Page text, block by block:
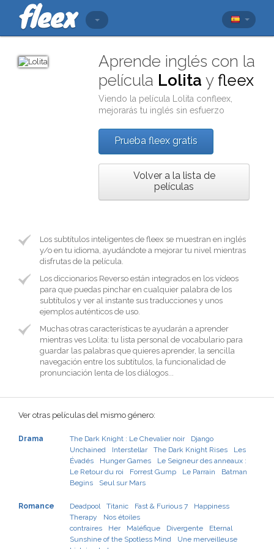
Aprende inglés con la
película Lolita yfleex
Viendo la película Lolita confleex
mejorarás tu inglés sin esfuerzo
Prueba fleex gratis
Volver a la lista de
películas
Los subtítulos inteligentes de fleex se muestran en inglés
y/o en tu idioma, ayudándote a mejorar tu nivel mientras
disfrutas de la película.
Los diccionarios Reverso están integrados en los vídeos
para que puedas pinchar en cualquier palabra de los
subtítulos y ver al instante sus traducciones y unos
ejemplos auténticos de uso.
Muchas otras características te ayudarán a aprender
mientras ves Lolita: tu lista personal de vocabulario para
guardar las palabras que quieres aprender, la sencilla
navegación entre los subtítulos, la funcionalidad de
pronunciación lenta de los diálogos...
Ver otras películas del mismo género:
Drama The Dark Knight : Le Chevalier noir
Django
Unchained
Interstellar The Dark Knight Rises
Les
Évadés
Hunger Games
Le Seigneur des anneaux :
Le Retour du roi
Forrest Gump Le Parrain
Batman
Begins
Seul sur Mars
Romance Deadpool Titanic Fast & Furious 7
Happiness
Therapy
Nos étoiles
contraires
Her Maléfique Divergente
Eternal
Sunshine of the Spotless Mind
Une merveilleuse